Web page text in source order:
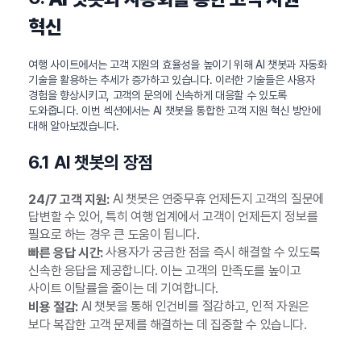
혁신
여행 사이트에서는 고객 지원의 효율성을 높이기 위해 AI 챗봇과 자동화
기술을 활용하는 추세가 증가하고 있습니다. 이러한 기술들은 사용자
경험을 향상시키고, 고객의 문의에 신속하게 대응할 수 있도록
도와줍니다. 이번 섹션에서는 AI 챗봇을 통합한 고객 지원 혁신 방안에
대해 알아보겠습니다.
6.1 AI 챗봇의 장점
24/7 고객 지원:AI 챗봇은 연중무휴 언제든지 고객의 질문에
답변할 수 있어, 특히 여행 업계에서 고객이 언제든지 정보를
필요로 하는 경우 큰 도움이 됩니다.
빠른 응답 시간:사용자가 궁금한 점을 즉시 해결할 수 있도록
신속한 응답을 제공합니다. 이는 고객의 만족도를 높이고
사이트 이탈률을 줄이는 데 기여합니다.
비용 절감:AI 챗봇을 통해 인건비를 절감하고, 인적 자원은
보다 복잡한 고객 문제를 해결하는 데 집중할 수 있습니다.